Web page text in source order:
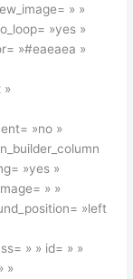
» »
»yes »
»#eaeaea »
»
»no »
»yes »
» »
»left
» » id= » »
»